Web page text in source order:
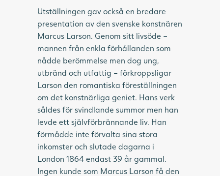
Utställningen gav också en bredare
presentation av den svenske konstnären
Marcus Larson. Genom sitt livsöde –
mannen från enkla förhållanden som
nådde berömmelse men dog ung,
utbränd och utfattig – förkroppsligar
Larson den romantiska föreställningen
om det konstnärliga geniet. Hans verk
såldes för svindlande summor men han
levde ett självförbrännande liv. Han
förmådde inte förvalta sina stora
inkomster och slutade dagarna i
London 1864 endast 39 år gammal.
Ingen kunde som Marcus Larson få den